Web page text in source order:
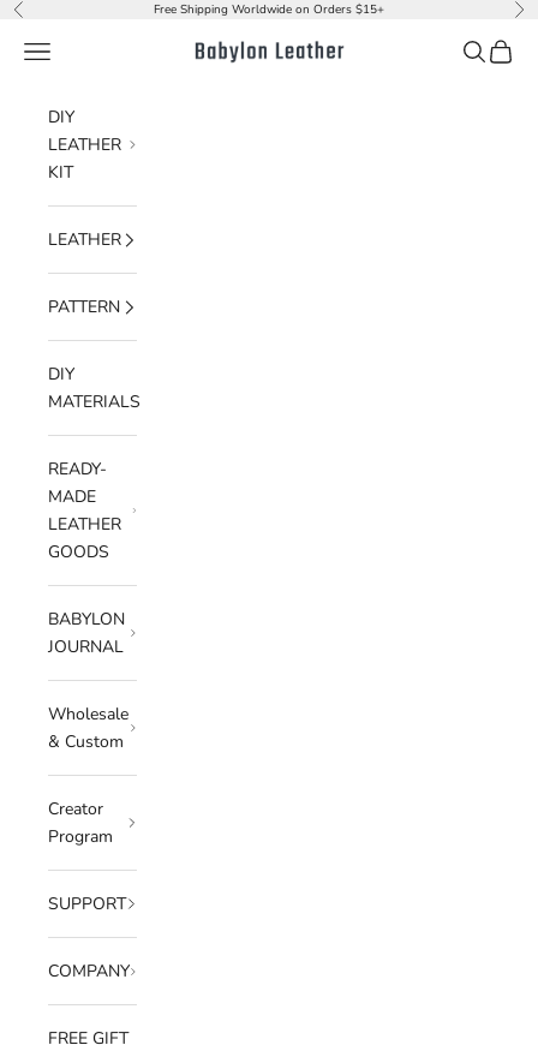
Skip to content
Previous Free Shipping Worldwide on Orders $15+
Babylon Leather
Navigation menu Search
Cart
DIY
LEATHER
KIT
LEATHER
PATTERN
DIY
MATERIALS
READY-
MADE
LEATHER
GOODS
BABYLON
JOURNAL
Wholesale
& Custom
Creator
Program
SUPPORT
COMPANY
FREE GIFT